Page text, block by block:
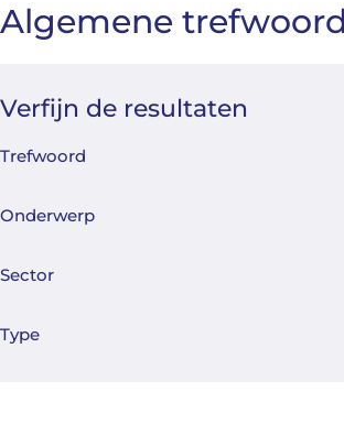
Algemene
Verfijn de resultaten
Trefwoord
Onderwerp
Sector
Type